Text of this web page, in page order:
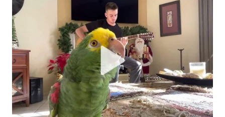
MAJALENGKA
WN
SUBANG
WN
SUKABUMI